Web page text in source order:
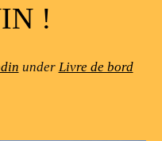
!
under Livre de bord